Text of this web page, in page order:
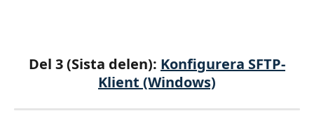
Del 3 (Sista delen): Konfigurera SFTP-
Klient (Windows)